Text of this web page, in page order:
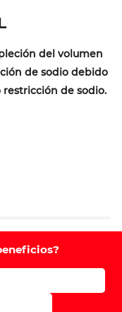
del volumen
de sodio debido
restricción de sodio.
estrellas